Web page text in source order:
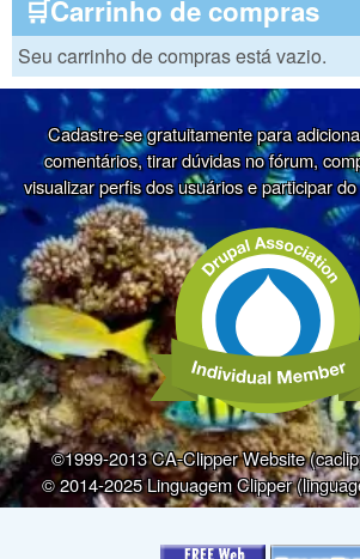
🛒Carrinho de compras
Seu carrinho de compras está vazio.
Cadastre-se gratuitamente para
comentários, tirar dúvidas no fórum,
visualizar perfis dos usuários e participar
©1999-2013 CA-Clipper Website
© 2014-2025 Linguagem Clipper